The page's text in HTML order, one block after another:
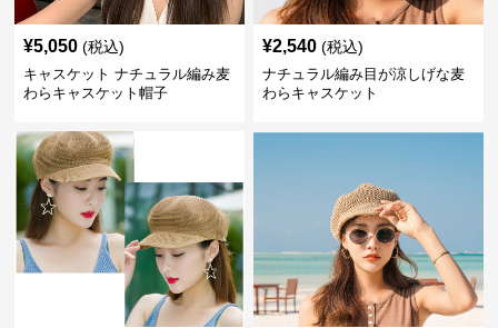
¥5,050 (税込)
キャスケット ナチュラル編み麦
わらキャスケット帽子
¥2,540 (税込)
ナチュラル編み目が涼しげな麦
わらキャスケット